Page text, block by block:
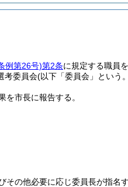
例第26号)第2条に規定する職員
考委員会(以下「委員会」という
市長に報告する。
その他必要に応じ委員長が指名